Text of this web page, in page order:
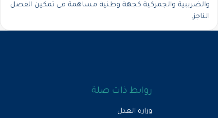
والضريبية والجمركية كجهة وطنية مساهمة في تمكين الفصل
الناجز.
روابط ذات صلة
وزارة العدل